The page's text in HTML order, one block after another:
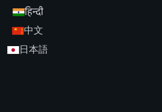
हिन्दी
中文
日本語